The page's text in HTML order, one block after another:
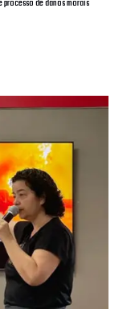
de danos morais